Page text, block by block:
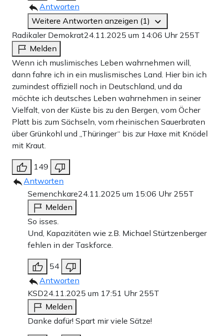
Antworten
Weitere Antworten anzeigen (1)
Radikaler Demokrat24.11.2025 um 14:06 Uhr 255T
Melden
Wenn ich muslimisches Leben wahrnehmen will,
dann fahre ich in ein muslismisches Land. Hier bin ich
zumindest offiziell noch in Deutschland, und da
möchte ich deutsches Leben wahrnehmen in seiner
Vielfalt, von der Küste bis zu den Bergen, vom Öcher
Platt bis zum Sächseln, vom rheinischen Sauerbraten
über Grünkohl und „Thüringer“ bis zur Haxe mit Knödel
mit Kraut.
149
Antworten
Semenchkare24.11.2025 um 15:06 Uhr 255T
Melden
So isses.
Und, Kapazitäten wie z.B. Michael Stürtzenberger
fehlen in der Taskforce.
54
Antworten
KSD24.11.2025 um 17:51 Uhr 255T
Melden
Danke dafür! Spart mir viele Sätze!